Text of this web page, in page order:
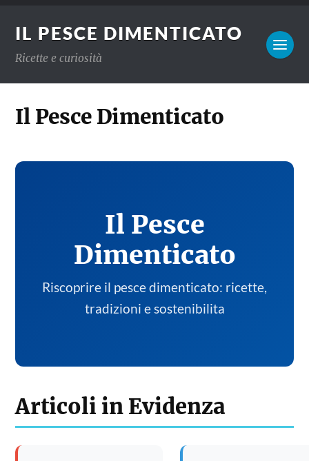
IL PESCE DIMENTICATO
Ricette e curiosità
Il Pesce Dimenticato
Il Pesce
Dimenticato
Riscoprire il pesce dimenticato: ricette,
tradizioni e sostenibilita
Articoli in Evidenza